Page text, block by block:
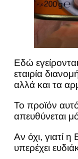
Εδώ
εταιρία
αλλά και τα
Το προϊόν
απευθύνεται
Αν όχι, γιατί
υπερέχει